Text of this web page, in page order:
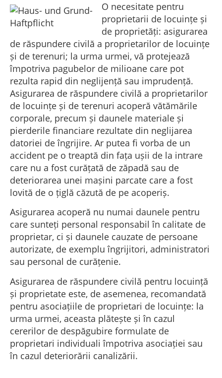
O necesitate pentru
proprietarii de locuințe și
de proprietăți: asigurarea
de răspundere civilă a proprietarilor de locuințe
și de terenuri; la urma urmei, vă protejează
împotriva pagubelor de milioane care pot
rezulta rapid din neglijență sau imprudență.
Asigurarea de răspundere civilă a proprietarilor
de locuințe și de terenuri acoperă vătămările
corporale, precum și daunele materiale și
pierderile financiare rezultate din neglijarea
datoriei de îngrijire. Ar putea fi vorba de un
accident pe o treaptă din fața ușii de la intrare
care nu a fost curățată de zăpadă sau de
deteriorarea unei mașini parcate care a fost
lovită de o țiglă căzută de pe acoperiș.
Asigurarea acoperă nu numai daunele pentru
care sunteți personal responsabil în calitate de
proprietar, ci și daunele cauzate de persoane
autorizate, de exemplu îngrijitori, administratori
sau personal de curățenie.
Asigurarea de răspundere civilă pentru locuință
și proprietate este, de asemenea, recomandată
pentru asociațiile de proprietari de locuințe: la
urma urmei, aceasta plătește și în cazul
cererilor de despăgubire formulate de
proprietari individuali împotriva asociației sau
în cazul deteriorării canalizării.